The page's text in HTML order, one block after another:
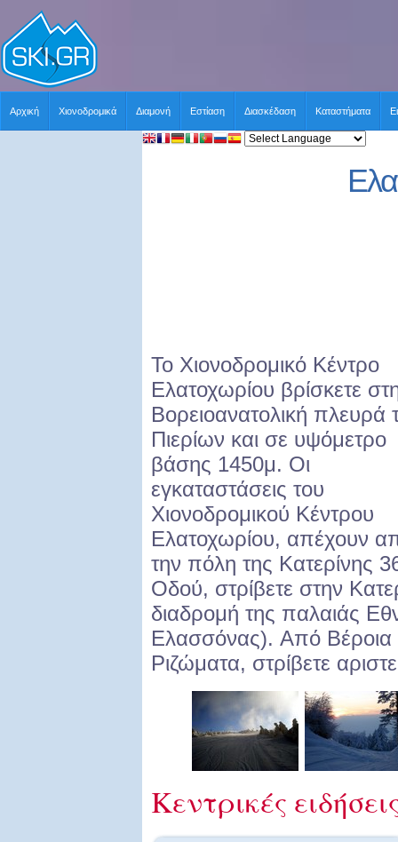
Αρχική Χιονοδρομικά Διαμονή Εστίαση Διασκέδαση Καταστήματα
Το Χιονοδρομικό Κέντρο
Ελατοχωρίου βρίσκετε
Βορειοανατολική πλευρά
Πιερίων και σε υψόμετρο
βάσης 1450μ. Οι
εγκαταστάσεις του
Χιονοδρομικού Κέντρου
Ελατοχωρίου, απέχουν
την πόλη της Κατερίνης
Οδού, στρίβετε στην
διαδρομή της παλαιάς
Ελασσόνας). Aπό
Ριζώματα, στρίβετε
Κεντρικές